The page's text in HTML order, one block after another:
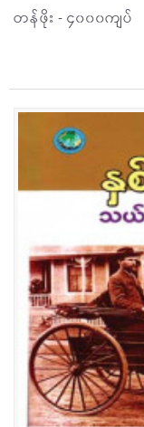
တန်ဖိုး - ၄၀၀၀ကျပ်